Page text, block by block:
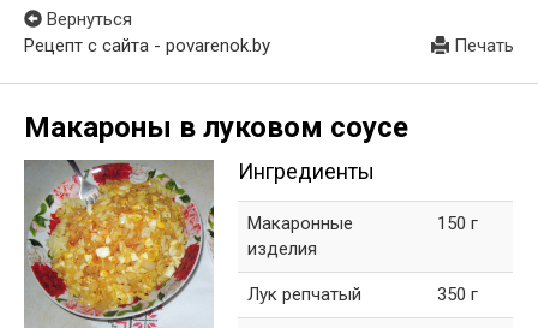
Вернуться
Рецепт с сайта - povarenok.by
Печать
Макароны в луковом соусе
Ингредиенты
Макаронные
изделия
150 г
Лук репчатый 350 г